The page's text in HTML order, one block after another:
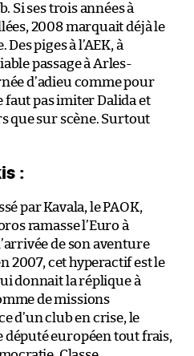
Si ses trois années à
2008 marquait déjà le
piges à l’AEK, à
passage à Arles-
d’adieu comme pour
faut pas imiter Dalida et
que sur scène. Surtout
:
par Kavala, le PAOK,
ramasse l’Euro à
de son aventure
2007, cet hyperactif est le
donnait la réplique à
de missions
d’un club en crise, le
député européen tout frais,